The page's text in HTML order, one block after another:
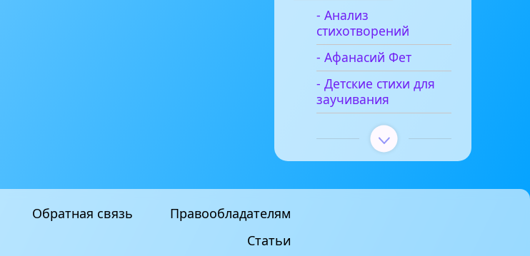
- Анализ
стихотворений
- Афанасий Фет
- Детские стихи для
заучивания
Обратная связь
Правообладателям
Статьи